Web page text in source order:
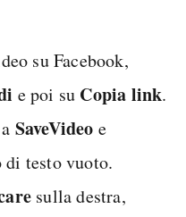
su Facebook,
e poi su Copia link.
SaveVideo e
testo vuoto.
sulla destra,